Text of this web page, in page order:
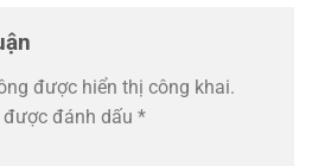
được hiển thị công khai.
đánh dấu *